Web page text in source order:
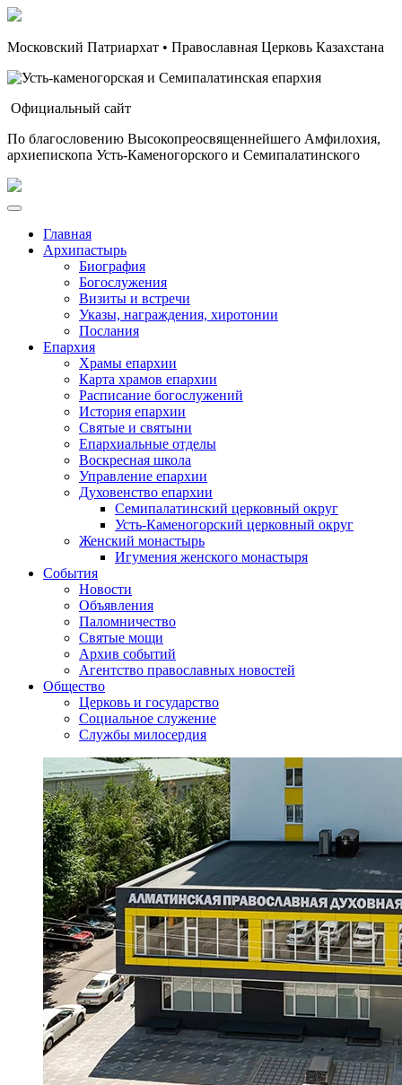
Московский Патриархат • Православная Церковь Казахстана
Официальный сайт
По благословению Высокопреосвященнейшего Амфилохия,
архиепископа Усть-Каменогорского и Семипалатинского
Главная
Архипастырь
Биография
Богослужения
Визиты и встречи
Указы, награждения, хиротонии
Послания
Епархия
Храмы епархии
Карта храмов епархии
Расписание богослужений
История епархии
Святые и святыни
Епархиальные отделы
Воскресная школа
Управление епархии
Духовенство епархии
Семипалатинский церковный округ
Усть-Каменогорский церковный округ
Женский монастырь
Игумения женского монастыря
События
Новости
Объявления
Паломничество
Святые мощи
Архив событий
Агентство православных новостей
Общество
Церковь и государство
Социальное служение
Службы милосердия